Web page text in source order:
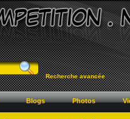
Recherche avancée
Blogs Photos